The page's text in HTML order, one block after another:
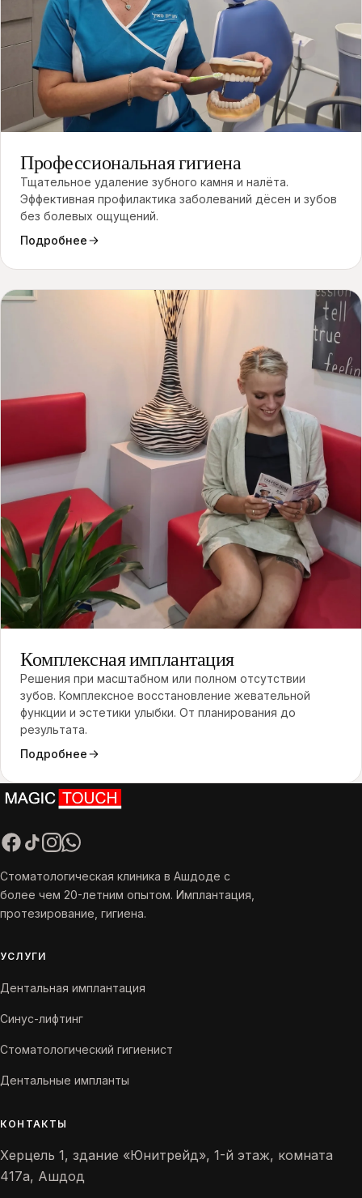
Профессиональная гигиена
Тщательное удаление зубного камня и налёта.
Эффективная профилактика заболеваний дёсен и зубов
без болевых ощущений.
Подробнее
Комплексная имплантация
Решения при масштабном или полном отсутствии
зубов. Комплексное восстановление жевательной
функции и эстетики улыбки. От планирования до
результата.
Подробнее
Стоматологическая клиника в Ашдоде с
более чем 20-летним опытом. Имплантация,
протезирование, гигиена.
УСЛУГИ
Дентальная имплантация
Синус-лифтинг
Стоматологический гигиенист
Дентальные импланты
КОНТАКТЫ
Херцель 1, здание «Юнитрейд», 1-й этаж, комната
417а, Ашдод